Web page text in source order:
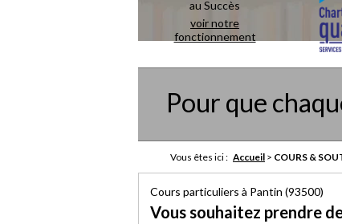
au Succès
voir notre
fonctionnement
Pour que
Vous êtes ici : Accueil > COURS &
Cours particuliers à Pantin (93500)
Vous souhaitez prendre